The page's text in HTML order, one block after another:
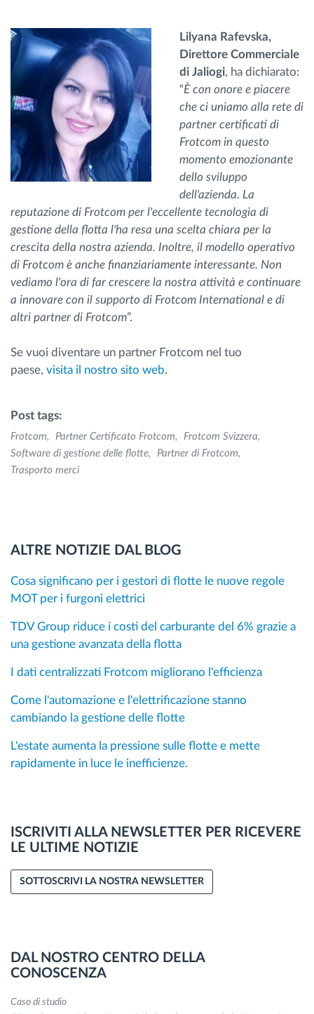
Lilyana Rafevska,
Direttore Commerciale
di Jaliogi, ha dichiarato:
“È con onore e piacere
che ci uniamo alla rete di
partner certificati di
Frotcom in questo
momento emozionante
dello sviluppo
dell'azienda. La
reputazione di Frotcom per l'eccellente tecnologia di
gestione della flotta l'ha resa una scelta chiara per la
crescita della nostra azienda. Inoltre, il modello operativo
di Frotcom è anche finanziariamente interessante. Non
vediamo l'ora di far crescere la nostra attività e continuare
a innovare con il supporto di Frotcom International e di
altri partner di Frotcom”.
Se vuoi diventare un partner Frotcom nel tuo
paese, visita il nostro sito web.
Post tags:
Frotcom Partner Certificato Frotcom
Frotcom Svizzera
Software di gestione delle flotte
Partner di Frotcom
Trasporto merci
ALTRE NOTIZIE DAL BLOG
Cosa significano per i gestori di flotte le nuove regole
MOT per i furgoni elettrici
TDV Group riduce i costi del carburante del 6% grazie a
una gestione avanzata della flotta
I dati centralizzati Frotcom migliorano l'efficienza
Come l'automazione e l'elettrificazione stanno
cambiando la gestione delle flotte
L'estate aumenta la pressione sulle flotte e mette
rapidamente in luce le inefficienze.
ISCRIVITI ALLA NEWSLETTER PER RICEVERE
LE ULTIME NOTIZIE
SOTTOSCRIVI LA NOSTRA NEWSLETTER
DAL NOSTRO CENTRO DELLA
CONOSCENZA
Caso di studio